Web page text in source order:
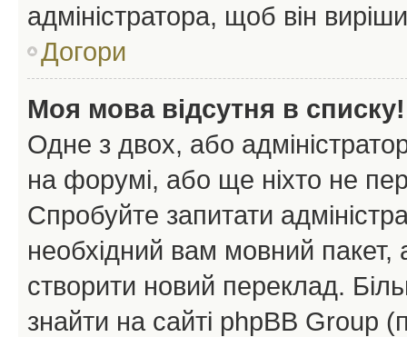
адміністратора, щоб він
Догори
Моя мова відсутня в списку!
Одне з двох, або
на форумі, або ще ніхто не
Спробуйте запитати
необхідний вам мовний
створити новий переклад.
знайти на сайті phpBB Group